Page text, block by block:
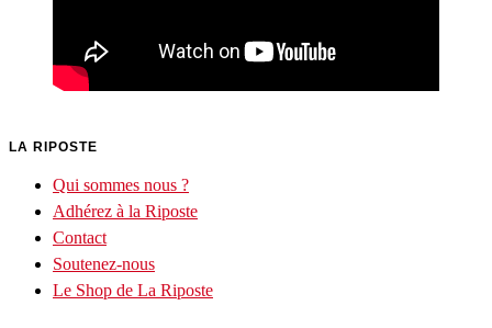
LA RIPOSTE
Qui sommes nous ?
Adhérez à la Riposte
Contact
Soutenez-nous
Le Shop de La Riposte